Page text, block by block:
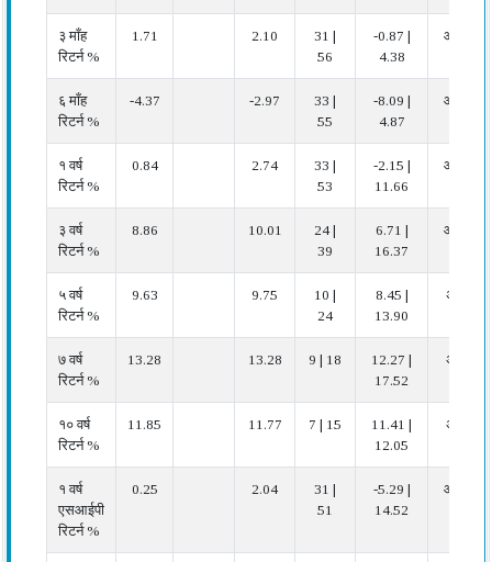
में
३ माँह
रिटर्न %
1.71 2.10
31 |
56
-0.87 |
4.38
औसत
६ माँह
रिटर्न %
-4.37 -2.97
33 |
55
-8.09 |
4.87
औसत
१ वर्ष
रिटर्न %
0.84 2.74
33 |
53
-2.15 |
11.66
औसत
३ वर्ष
रिटर्न %
8.86 10.01
24 |
39
6.71 |
16.37
औसत
५ वर्ष
रिटर्न %
9.63 9.75
10 |
24
8.45 |
13.90
अच्छा
७ वर्ष
रिटर्न %
13.28 13.28 9 | 18
12.27 |
17.52
अच्छा
१० वर्ष
रिटर्न %
11.85 11.77 7 | 15
11.41 |
12.05
अच्छा
१ वर्ष
एसआईपी
रिटर्न %
0.25 2.04
31 |
51
-5.29 |
14.52
औसत